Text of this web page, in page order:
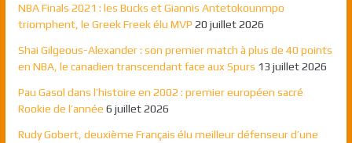
NBA Finals 2021 : les Bucks et Giannis Antetokounmpo
triomphent, le Greek Freek élu MVP 20 juillet 2026
Shai Gilgeous-Alexander : son premier match à plus de 40 points
en NBA, le canadien transcendant face aux Spurs 13 juillet 2026
Pau Gasol dans l’histoire en 2002 : premier européen sacré
Rookie de l’année 6 juillet 2026
Rudy Gobert, deuxième Français élu meilleur défenseur d’une